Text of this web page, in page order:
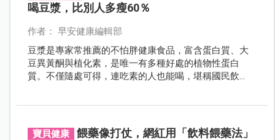
喝豆漿，比別人多瘦60％
作者： 早安健康編輯部
豆漿是專家常推薦的不怕胖健康食品，富含蛋白質、大
豆異黃酮與植化素，是唯一有多種好處的植物性蛋白
質。不僅隨處可得，連吃素的人也能喝，堪稱國民飲
寶貝健康
餵藥像打仗，網紅用「飲料餵藥法」